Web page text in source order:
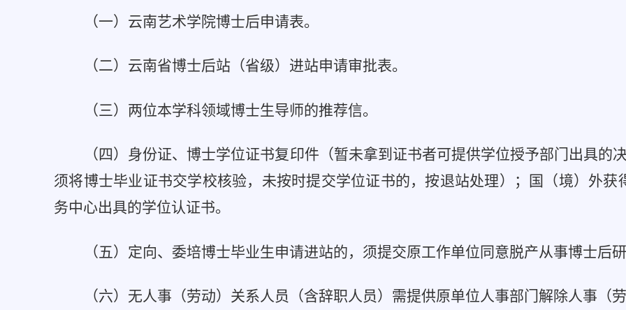
（一）云南艺术学院博士后申请表。
（二）云南省博士后站（省级）进站申请审批表。
（三）两位本学科领域博士生导师的推荐信。
（四）身份证、博士学位证书复印件（暂未拿到证书者可提供学位授予部门出具的
须将博士毕业证书交学校核验，未按时提交学位证书的，按退站处理）；国（境）外
务中心出具的学位认证书。
（五）定向、委培博士毕业生申请进站的，须提交原工作单位同意脱产从事博士后
（六）无人事（劳动）关系人员（含辞职人员）需提供原单位人事部门解除人事（